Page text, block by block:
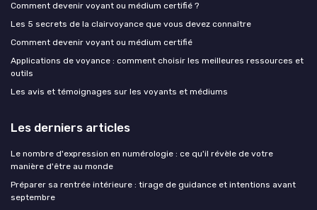
Comment devenir voyant ou médium certifié ?
Les 5 secrets de la clairvoyance que vous devez connaître
Comment devenir voyant ou médium certifié
Applications de voyance : comment choisir les meilleures ressources et
outils
Les avis et témoignages sur les voyants et médiums
Les derniers articles
Le nombre d'expression en numérologie : ce qu'il révèle de votre
manière d'être au monde
Préparer sa rentrée intérieure : tirage de guidance et intentions avant
septembre